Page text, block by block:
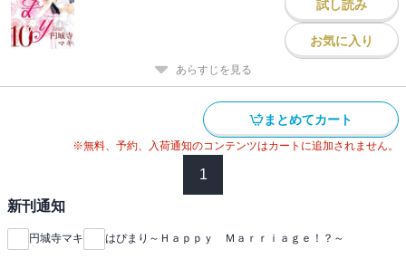
試し読み
お気に入り
あらすじを見る
まとめてカート
※無料、予約、入荷通知のコンテンツはカートに追加されません。
1
新刊通知
円城寺マキ はぴまり～Ｈａｐｐｙ Ｍａｒｒｉａｇｅ！？～